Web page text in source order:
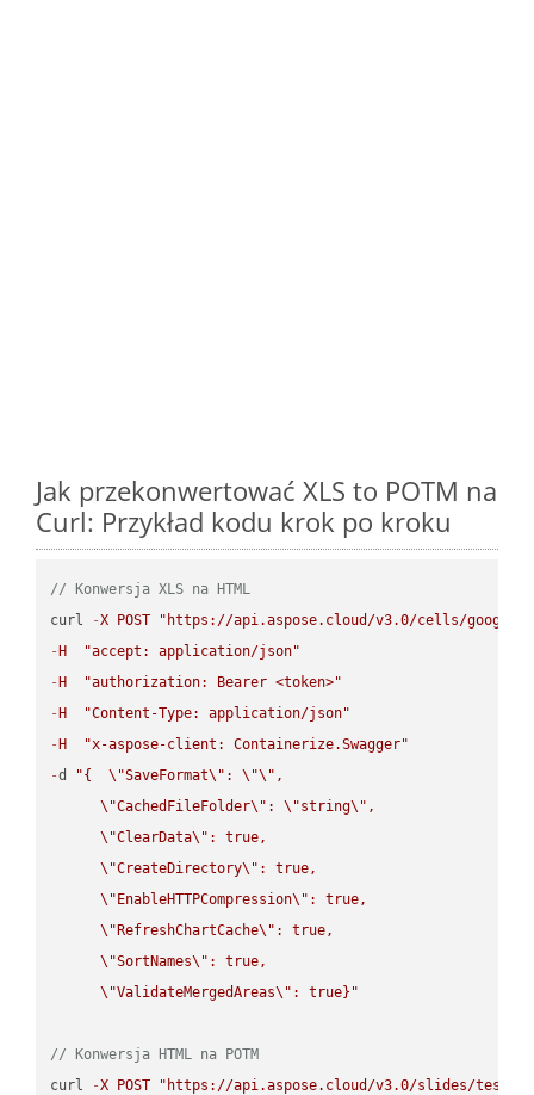
Jak przekonwertować XLS to POTM na
Curl: Przykład kodu krok po kroku
// Konwersja XLS na HTML
curl
-X POST
"https://api.aspose.cloud/v3.0/cells/
- H
"accept: application/json"
- H
"authorization: Bearer <token>"
- H
"Content-Type: application/json"
- H
"x-aspose-client: Containerize.Swagger"
-d "{ \"SaveFormat\" : \"\" ,
\"CachedFileFolder\" : \"string\" ,
\"ClearData\" : true,
\"CreateDirectory\" : true,
\" EnableHTTPCompression\" : true,
\" RefreshChartCache\" : true,
\"SortNames\" : true,
\"ValidateMergedAreas\" : true}"
// Konwersja HTML na POTM
curl
-X POST
"https://api.aspose.cloud/v3.0/slides/test-